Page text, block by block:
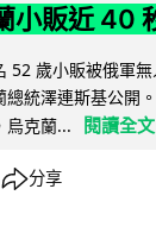
小販近 40
52 歲小販被俄軍
總統澤連斯基公開
烏克蘭...
閱讀全文
分享